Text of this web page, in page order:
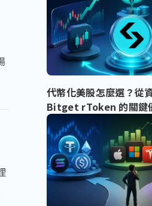
代幣化美股怎麼選？從
Bitget rToken 的關鍵